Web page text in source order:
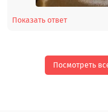
Показать ответ
Посмотреть